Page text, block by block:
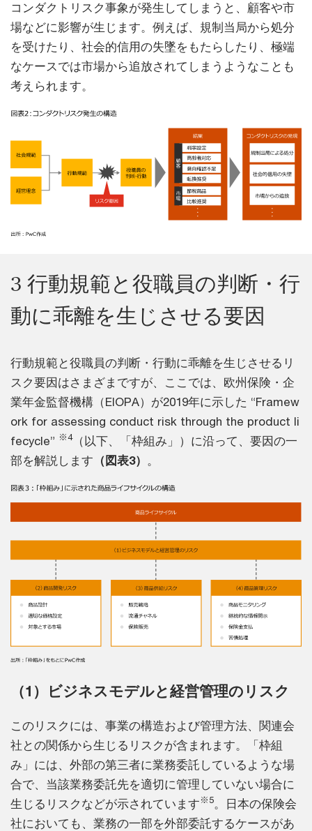
コンダクトリスク事象が発生してしまうと、顧客や市
場などに影響が生じます。例えば、規制当局から処分
を受けたり、社会的信用の失墜をもたらしたり、極端
なケースでは市場から追放されてしまうようなことも
考えられます。
3 行動規範と役職員の判断・行
動に乖離を生じさせる要因
行動規範と役職員の判断・行動に乖離を生じさせるリ
スク要因はさまざまですが、ここでは、欧州保険・企
業年金監督機構（EIOPA）が2019年に示した “Framew
ork for asses­sing conduct risk through the product li
fecycle” ※4（以下、「枠組み」）に沿って、要因の一
部を解説します （図表3） 。
（1）ビジネスモデルと経営管理のリスク
このリスクには、事業の構造および管理方法、関連会
社との関係から生じるリスクが含まれます。「枠組
み」には、外部の第三者に業務委託しているような場
合で、当該業務委託先を適切に管理していない場合に
生じるリスクなどが示されています※5。日本の保険会
社においても、業務の一部を外部委託するケースがあ